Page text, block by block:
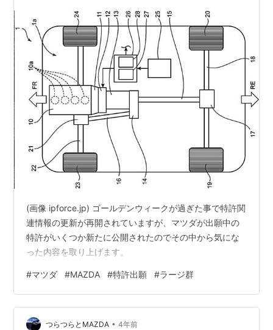
(画像 ipforce.jp) ゴールデンウィークが過ぎた事で特許関
連情報の更新が再開されていますが、マツダが出願中の
特許がいくつか新たに公開されたのでその中から気にな
った内容を取り上げます。
#マツダ #MAZDA #特許出願 #ラージ群
つらつらとMAZDA • 4年前